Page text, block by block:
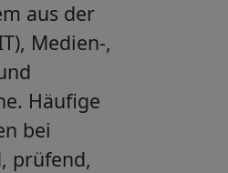
aus der
Medien-,
Häufige
bei
prüfend,